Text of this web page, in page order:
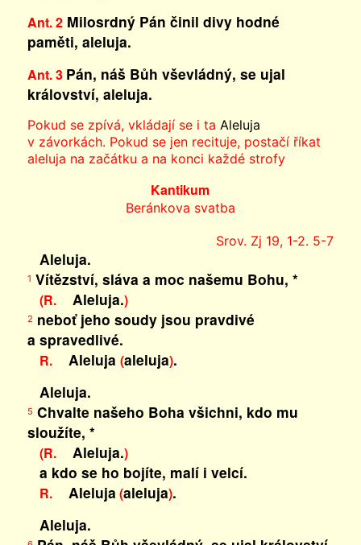
Ant. 2Milosrdný Pán činil divy hodné
paměti, aleluja.
Ant. 3 Pán, náš Bůh vševládný, se ujal
království, aleluja.
Pokud se zpívá, vkládají se i ta Aleluja
v závorkách. Pokud se jen recituje, postačí říkat
aleluja na začátku a na konci každé strofy
Kantikum
Beránkova svatba
Srov. Zj 19, 1-2. 5-7
Aleluja.
1 Vítězství, sláva a moc našemu Bohu, *
(R.Aleluja.)
2 neboť jeho soudy jsou pravdivé
a spravedlivé.
R.Aleluja (aleluja).
Aleluja.
5 Chvalte našeho Boha všichni, kdo mu
sloužíte, *
(R.Aleluja.)
a kdo se ho bojíte, malí i velcí.
R.Aleluja (aleluja).
Aleluja.